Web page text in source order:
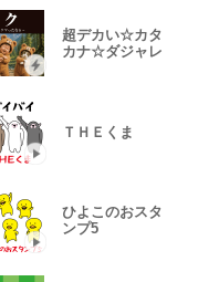
超デカい☆カタ
カナ☆ダジャレ
ＴＨＥくま
ひよこのおスタ
ンプ5